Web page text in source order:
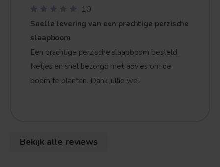
10
Snelle levering van een prachtige perzische
slaapboom
Een prachtige perzische slaapboom besteld.
Netjes en snel bezorgd met advies om de
boom te planten. Dank jullie wel
Bekijk alle reviews